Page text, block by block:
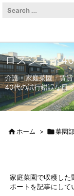
ロスジェネ
介護・家庭菜園・賃
40代の試行錯誤な日
ホーム > 菜園部
家庭菜園で収穫した
ポートを記事にして